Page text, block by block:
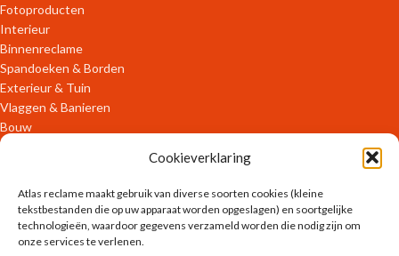
Cookieverklaring
Atlas reclame maakt gebruik van diverse soorten cookies (kleine
tekstbestanden die op uw apparaat worden opgeslagen) en soortgelijke
technologieën, waardoor gegevens verzameld worden die nodig zijn om
onze services te verlenen.
Fotoproducten
Interieur
Binnenreclame
Spandoeken & Borden
Exterieur & Tuin
Vlaggen & Banieren
Bouw
Verpakkingen
OFFLINE DIENSTEN